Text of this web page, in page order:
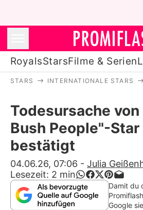
RoyalsStarsFilme & Serien
Stars
Filme & Serien
Lifestyle
Familie &
Promiflash
STARS INTERNATIONALE STARS
Todesursache
Bush People"-
bestätigt
04.06.26, 07:06 - Julia
Lesezeit: 2 min
Damit du
Google